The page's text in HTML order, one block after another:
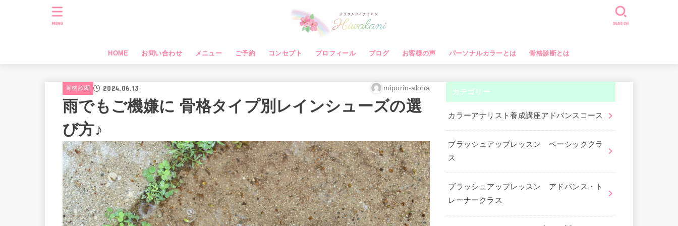
HOME お問い合わせ メニュー ご予約 コンセプト プロフィール ブログ お客様の声 パーソナルカラーとは 骨格診断とは
SEARCH
MENU
骨格診断 2024.06.13 miporin-aloha
雨でもご機嫌に 骨格タイプ別レインシューズの選
び方♪
カテゴリー
カラーアナリスト養成講座アドバンスコース
ブラッシュアップレッスン ベーシッククラ
ス
ブラッシュアップレッスン アドバンス・ト
レーナークラス